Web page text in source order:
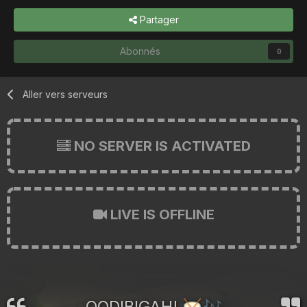
Partager
Abonnés 0
Aller vers serveurs
NO SERVER IS ACTIVATED
LIVE IS OFFLINE